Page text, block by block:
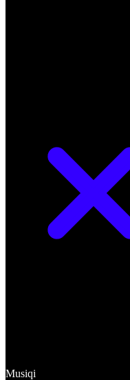
Musiqi